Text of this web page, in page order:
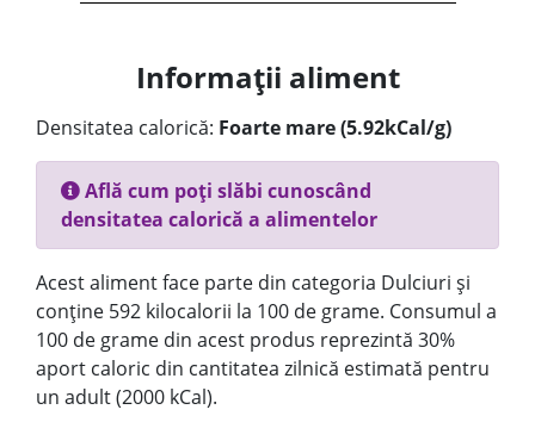
Informații aliment
Densitatea calorică: Foarte mare (5.92kCal/g)
Află cum poți slăbi cunoscând
densitatea calorică a alimentelor
Acest aliment face parte din categoria Dulciuri și
conține 592 kilocalorii la 100 de grame. Consumul a
100 de grame din acest produs reprezintă 30%
aport caloric din cantitatea zilnică estimată pentru
un adult (2000 kCal).